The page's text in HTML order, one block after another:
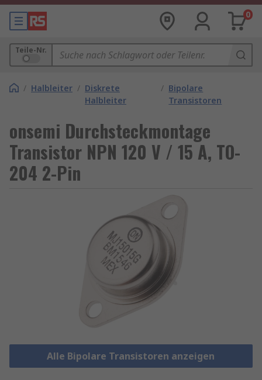
0
Teile-Nr.
/ Halbleiter / Diskrete
Halbleiter
/ Bipolare
Transistoren
onsemi Durchsteckmontage
Transistor NPN 120 V / 15 A, TO-
204 2-Pin
Alle Bipolare Transistoren anzeigen